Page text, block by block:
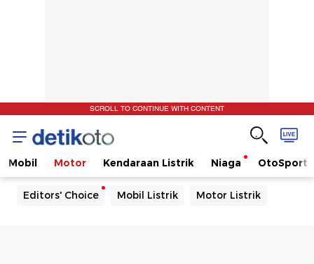
SCROLL TO CONTINUE WITH CONTENT
Mobil Motor Kendaraan Listrik Niaga OtoSport
Editors' Choice Mobil Listrik Motor Listrik